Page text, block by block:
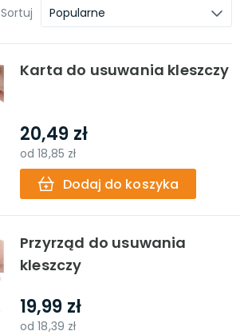
Sortuj Popularne
Karta do usuwania kleszczy
20,49 zł
od18,85 zł
Dodaj do koszyka
Przyrząd do usuwania
kleszczy
19,99 zł
od18,39 zł